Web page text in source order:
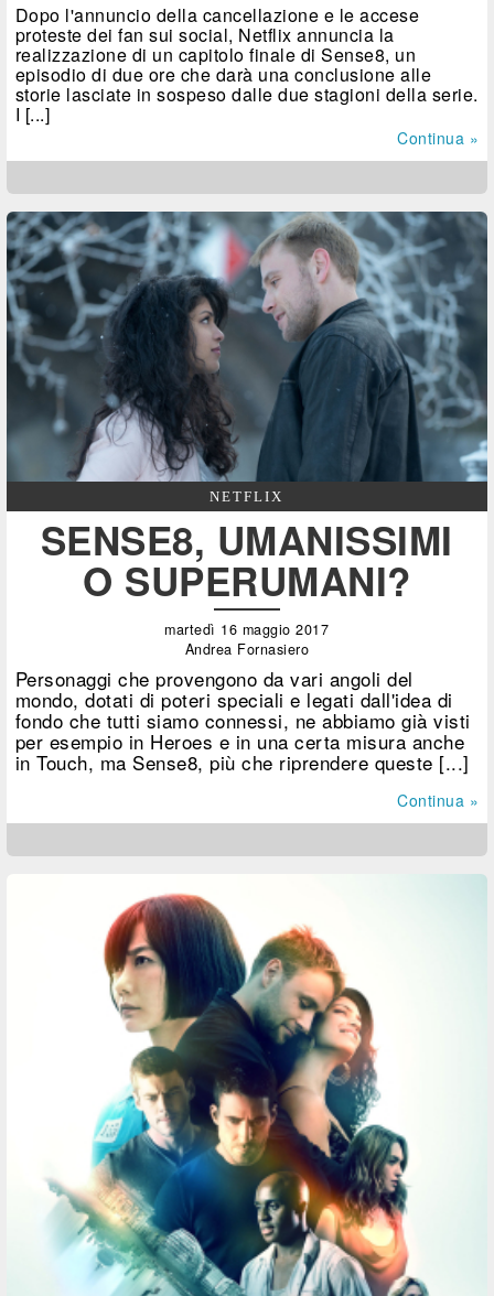
Dopo l'annuncio della cancellazione e le accese
proteste dei fan sui social, Netflix annuncia la
realizzazione di un capitolo finale di Sense8, un
episodio di due ore che darà una conclusione alle
storie lasciate in sospeso dalle due stagioni della serie.
I [...]
Continua »
NETFLIX
SENSE8, UMANISSIMI
O SUPERUMANI?
martedì 16 maggio 2017
Andrea Fornasiero
Personaggi che provengono da vari angoli del
mondo, dotati di poteri speciali e legati dall'idea di
fondo che tutti siamo connessi, ne abbiamo già visti
per esempio in Heroes e in una certa misura anche
in Touch, ma Sense8, più che riprendere queste [...]
Continua »